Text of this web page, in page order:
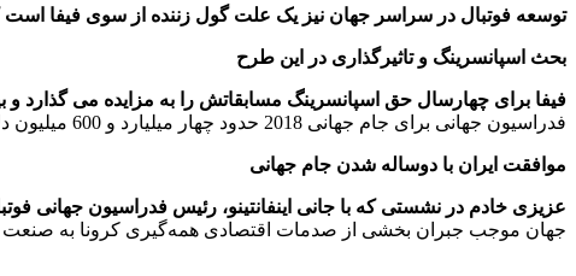
توسعه فوتبال در سراسر جهان نیز یک علت گول زننده از سوی فیفا
بحث اسپانسرینگ و تاثیرگذاری در این طرح
فیفا برای چهارسال حق اسپانسرینگ مسابقاتش را به مزایده می
فدراسیون جهانی برای جام جهانی 2018 حدود چهار میلیارد و 600 میلیون دلار درآمد داشت درحالی که در یک سال قبل و بعد از این مسابقات رقم 700 میلیون دلار را ثبت کرد و حتی ضرر هم کرد.
موافقت ایران با دوساله شدن جام جهانی
عزیزی خادم در نشستی که با جانی اینفانتینو، رئیس فدراسیون جهانی
جهان موجب جبران بخشی از صدمات اقتصادی همه‌گیری کرونا به صنعت